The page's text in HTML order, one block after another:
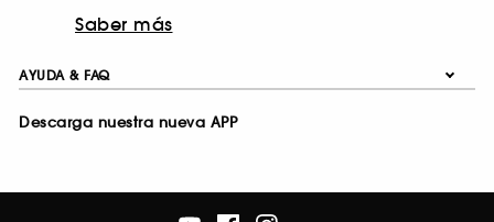
Tetrasodium EDTA
PFAS compounds
Saber más
AYUDA & FAQ
Descarga nuestra nueva APP